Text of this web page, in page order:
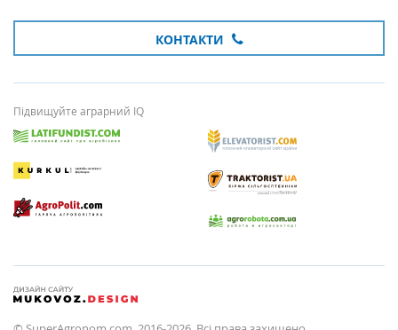
КОНТАКТИ
Підвищуйте аграрний IQ